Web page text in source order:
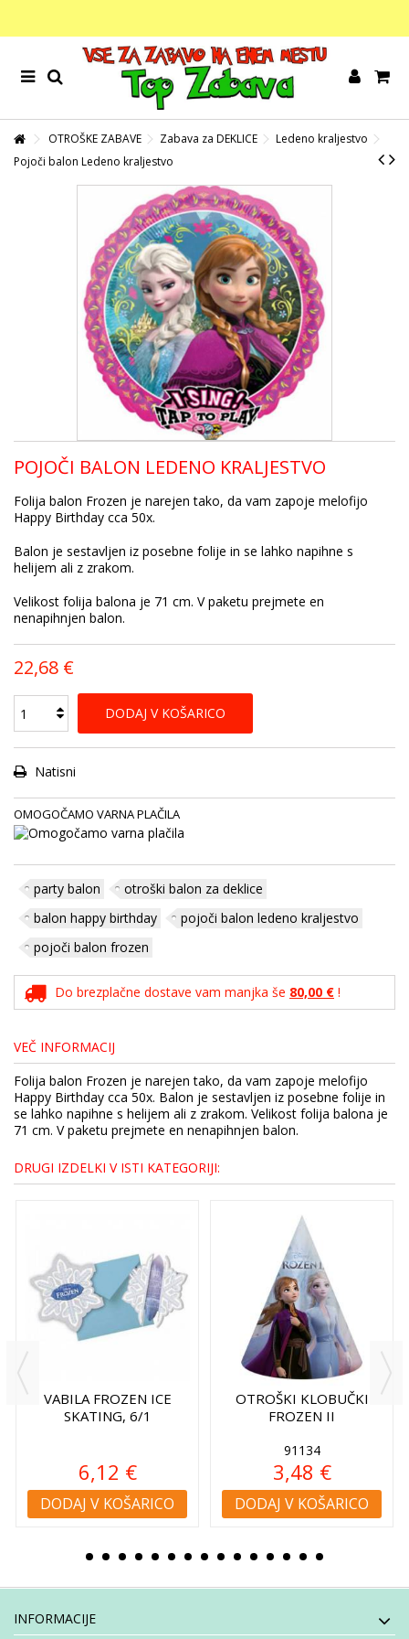
OTROŠKE ZABAVE Zabava za DEKLICE
Ledeno kraljestvo
Pojoči balon Ledeno kraljestvo
POJOČI BALON LEDENO KRALJESTVO
Folija balon Frozen je narejen tako, da vam zapoje melofijo
Happy Birthday cca 50x.
Balon je sestavljen iz posebne folije in se lahko napihne s
helijem ali z zrakom.
Velikost folija balona je 71 cm. V paketu prejmete en
nenapihnjen balon.
22,68 €
DODAJ V KOŠARICO
Natisni
OMOGOČAMO VARNA PLAČILA
party balon
otroški balon za deklice
balon happy birthday
pojoči balon ledeno kraljestvo
pojoči balon frozen
Do brezplačne dostave vam manjka še 80,00 € !
VEČ INFORMACIJ
Folija balon Frozen je narejen tako, da vam zapoje melofijo
Happy Birthday cca 50x. Balon je sestavljen iz posebne folije in
se lahko napihne s helijem ali z zrakom. Velikost folija balona je
71 cm. V paketu prejmete en nenapihnjen balon.
DRUGI IZDELKI V ISTI KATEGORIJI:
VABILA FROZEN ICE
SKATING, 6/1
6,12 €
DODAJ V KOŠARICO
OTROŠKI KLOBUČKI
FROZEN II
91134
3,48 €
DODAJ V KOŠARICO
INFORMACIJE